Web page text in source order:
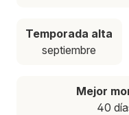
Temporada alta
septiembre
Mejor
40